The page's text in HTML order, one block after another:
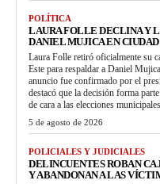
POLÍTICA
LAURA FOLLE DECLINA Y
DANIEL MUJICA EN
Laura Folle retiró oficialmente su
Este para respaldar a Daniel
anuncio fue confirmado por el
destacó que la decisión forma
de cara a las elecciones
5 de agosto de 2026
POLICIALES Y JUDICIALES
DELINCUENTES ROBAN
Y ABANDONAN A LAS